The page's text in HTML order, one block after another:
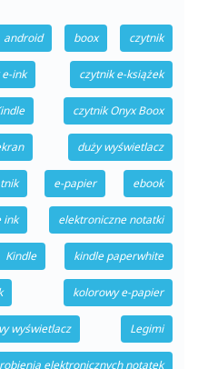
android boox czytnik
ink czytnik e-książek
czytnik Onyx Boox
duży wyświetlacz
e-papier ebook
ink elektroniczne notatki
Kindle kindle paperwhite
kolorowy e-papier
wyświetlacz Legimi
elektronicznych notatek